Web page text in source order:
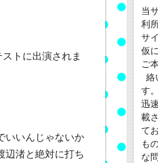
トに出演されま
いいんじゃないか
辺渚と絶対に打ち
当
利
サ
仮
ご
絡
す
迅
載
て
も
な